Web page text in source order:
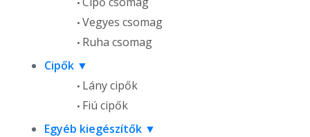
Vegyes csomag
Ruha csomag
Cipők
Lány cipők
Fiú cipők
Egyéb kiegészítők